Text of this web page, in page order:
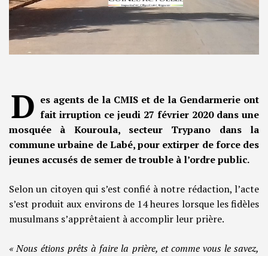
D es agents de la CMIS et de la Gendarmerie ont
fait irruption ce jeudi 27 février 2020 dans une
mosquée à Kouroula, secteur Trypano dans la
commune urbaine de Labé, pour extirper de force des
jeunes accusés de semer de trouble à l’ordre public.
Selon un citoyen qui s’est confié à notre rédaction, l’acte
s’est produit aux environs de 14 heures lorsque les fidèles
musulmans s’apprêtaient à accomplir leur prière.
« Nous étions prêts à faire la prière, et comme vous le savez,